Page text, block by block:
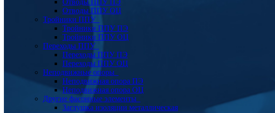
Отводы ППУ ПЭ
Отводы ППУ ОЦ
Тройники ППУ
Тройники ППУ ПЭ
Тройники ППУ ОЦ
Переходы ППУ
Переходы ППУ ПЭ
Переходы ППУ ОЦ
Неподвижные опоры
Неподвижная опора ПЭ
Неподвижная опора ОЦ
Другие фасонные элементы
Заглушка изоляции металлическая